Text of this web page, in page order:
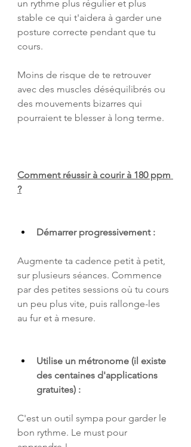
un rythme plus régulier et plus
stable ce qui t'aidera à garder une
posture correcte pendant que tu
cours.
Moins de risque de te retrouver
avec des muscles déséquilibrés ou
des mouvements bizarres qui
pourraient te blesser à long terme.
Comment réussir à courir à 180 ppm
?
Démarrer progressivement :
Augmente ta cadence petit à petit,
sur plusieurs séances. Commence
par des petites sessions où tu cours
un peu plus vite, puis rallonge-les
au fur et à mesure.
Utilise un métronome (il existe
des centaines d'applications
gratuites) :
C'est un outil sympa pour garder le
bon rythme. Le must pour